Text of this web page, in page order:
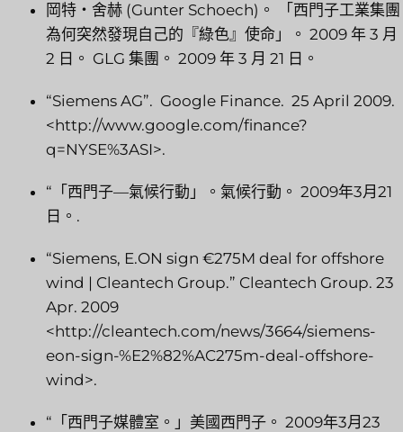
岡特‧舍赫 (Gunter Schoech)。 「西門子工業集團
為何突然發現自己的『綠色』使命」。 2009 年 3 月
2 日。 GLG 集團。 2009 年 3 月 21 日。
“Siemens AG”. Google Finance. 25 April 2009.
<http://www.google.com/finance?
q=NYSE%3ASI>.
“「西門子—氣候行動」。氣候行動。 2009年3月21
日。.
“Siemens, E.ON sign €275M deal for offshore
wind | Cleantech Group.” Cleantech Group. 23
Apr. 2009
<http://cleantech.com/news/3664/siemens-
eon-sign-%E2%82%AC275m-deal-offshore-
wind>.
“「西門子媒體室。」美國西門子。 2009年3月23